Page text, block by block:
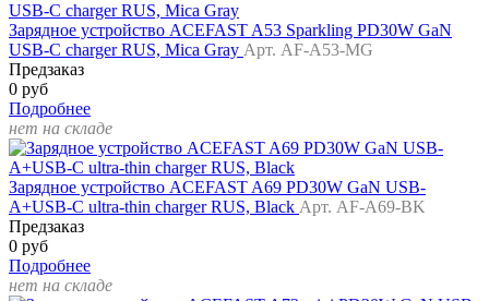
Зарядное устройство ACEFAST A53 Sparkling PD30W GaN
USB-C charger RUS, Mica Gray Арт. AF-A53-MG
Предзаказ
0 руб
Подробнее
нет на складе
Зарядное устройство ACEFAST A69 PD30W GaN USB-
A+USB-C ultra-thin charger RUS, Black Арт. AF-A69-BK
Предзаказ
0 руб
Подробнее
нет на складе